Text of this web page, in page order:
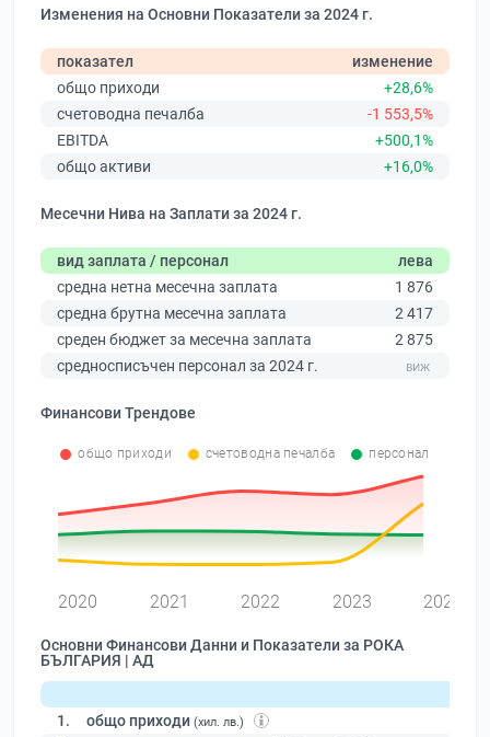
Изменения на Основни Показатели за 2024 г.
показател
изменение
общо приходи
+28,6%
счетоводна печалба
-1 553,5%
EBITDA
+500,1%
общо активи
+16,0%
Месечни Нива на Заплати за 2024 г.
вид заплата / персонал
лева
средна нетна месечна заплата
1 876
средна брутна месечна заплата
2 417
среден бюджет за месечна заплата
2 875
средносписъчен персонал за 2024 г.
Финансови Трендове
общо приходи счетоводна печалба персонал
2020 2021 2022 2023 2024
Основни Финансови Данни и Показатели за РОКА
БЪЛГАРИЯ | АД
1. общо приходи (хил. лв.)